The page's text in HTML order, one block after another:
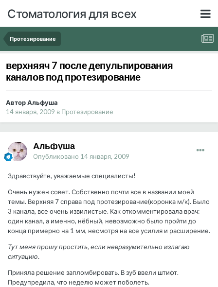
Стоматология для всех
Протезирование
верхняяч 7 после депульпирования
каналов под протезирование
Автор Альфуша
14 января, 2009 в Протезирование
Альфуша
Опубликовано 14 января, 2009
Здравствуйте, уважаемые специалисты!
Очень нужен совет. Собственно почти все в названии моей
темы. Верхняя 7 справа под протезирование(коронка м/к). Было
3 канала, все очень извилистые. Как откомментировала врач:
один канал, а именно, нёбный, невозможно было пройти до
конца примерно на 1 мм, несмотря на все усилия и расширение.
Тут меня прошу простить, если невразумительно излагаю
ситуацию.
Приняла решение запломбировать. В зуб ввели штифт.
Предупредила, что неделю может поболеть.